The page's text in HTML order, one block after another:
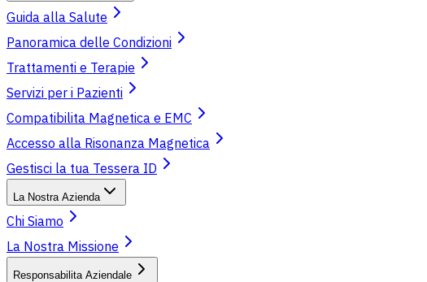
Guida alla Salute
Panoramica delle Condizioni
Trattamenti e Terapie
Servizi per i Pazienti
Compatibilita Magnetica e EMC
Accesso alla Risonanza Magnetica
Gestisci la tua Tessera ID
La Nostra Azienda
Chi Siamo
La Nostra Missione
Responsabilita Aziendale